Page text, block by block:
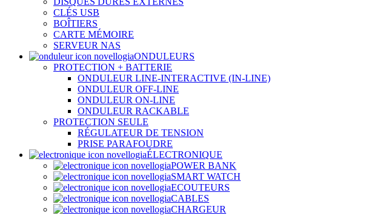
CLÉS USB
BOÎTIERS
CARTE MÉMOIRE
SERVEUR NAS
ONDULEURS
PROTECTION + BATTERIE
ONDULEUR LINE-INTERACTIVE (IN-LINE)
ONDULEUR OFF-LINE
ONDULEUR ON-LINE
ONDULEUR RACKABLE
PROTECTION SEULE
RÉGULATEUR DE TENSION
PRISE PARAFOUDRE
ÉLECTRONIQUE
POWER BANK
SMART WATCH
ECOUTEURS
CABLES
CHARGEUR